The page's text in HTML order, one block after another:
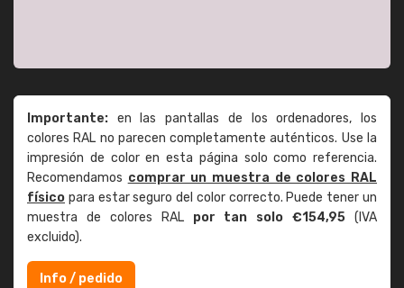
Importante: en las pantallas de los ordenadores, los
colores RAL no parecen completamente auténticos. Use la
impresión de color en esta página solo como referencia.
Recomendamos comprar un muestra de colores RAL
físico para estar seguro del color correcto. Puede tener un
muestra de colores RAL por tan solo €154,95 (IVA
excluido).
Info / pedido